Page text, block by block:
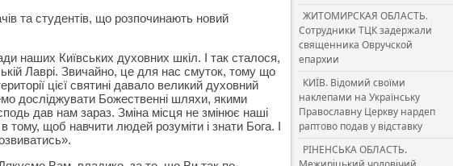
та студентів, що розпочинають новий
наших Київських духовних шкіл. І так сталося,
Лаврі. Звичайно, це для нас смуток, тому що
цієї святині давало великий духовний
досліджувати Божественні шляхи, якими
дав нам зараз. Зміна місця не змінює наші
тому, щоб навчити людей розуміти і знати Бога. І
ЖИТОМИРСКАЯ ОБЛАСТЬ.
Сотрудники ТЦК задержали
священника Овручской
епархии
КИЇВ. Відомий своїми
наклепами на Українську
Православну Церкву нардеп
раптово подав у відставку
РІНЕНСЬКА ОБЛАСТЬ.